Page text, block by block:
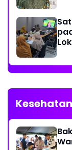
Kesehatan